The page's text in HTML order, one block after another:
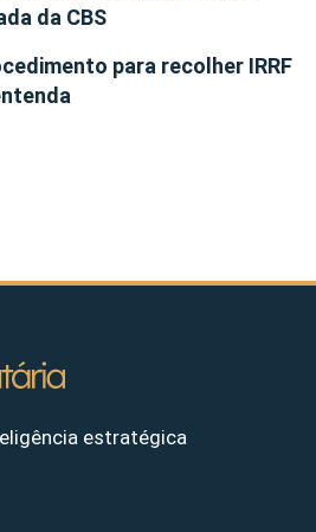
da CBS
para recolher IRRF
estratégica